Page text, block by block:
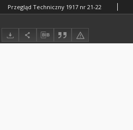
Przegląd Techniczny 1917 nr 21-22